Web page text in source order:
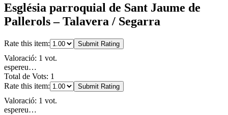
Església parroquial de Sant Jaume de
Pallerols – Talavera / Segarra
Rate this item: Submit Rating
Valoració: 1 vot.
espereu…
Total de Vots: 1
Rate this item:
Submit Rating
Valoració: 1 vot.
espereu…